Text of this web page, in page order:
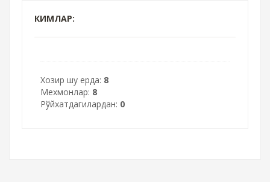
КИМЛАР:
Хозир шу ерда: 8
Мехмонлар: 8
Рўйхатдагилардан: 0